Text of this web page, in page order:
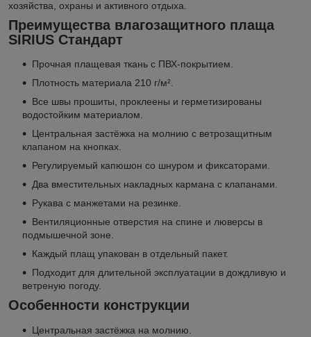
хозяйства, охраны и активного отдыха.
Преимущества влагозащитного плаща
SIRIUS Стандарт
Прочная плащевая ткань с ПВХ-покрытием.
Плотность материала 210 г/м².
Все швы прошиты, проклеены и герметизированы
водостойким материалом.
Центральная застёжка на молнию с ветрозащитным
клапаном на кнопках.
Регулируемый капюшон со шнуром и фиксаторами.
Два вместительных накладных кармана с клапанами.
Рукава с манжетами на резинке.
Вентиляционные отверстия на спине и люверсы в
подмышечной зоне.
Каждый плащ упакован в отдельный пакет.
Подходит для длительной эксплуатации в дождливую и
ветреную погоду.
Особенности конструкции
Центральная застёжка на молнию.